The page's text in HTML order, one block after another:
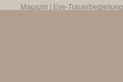
Magazin
Eve-Trauerbegleitung